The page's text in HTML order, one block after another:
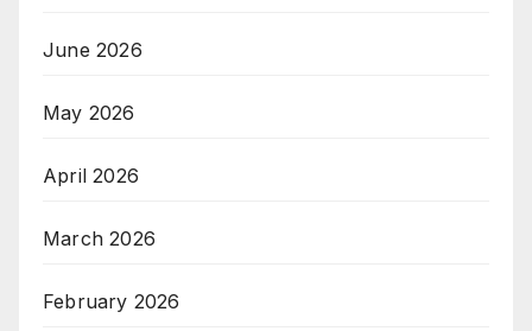
June 2026
May 2026
April 2026
March 2026
February 2026